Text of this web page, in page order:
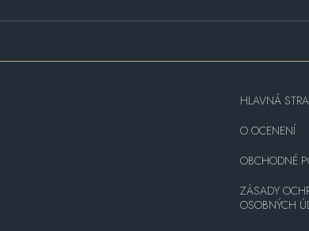
HLAVNÁ
O OCENENÍ
OBCHODNÉ
ZÁSADY
OSOBNÝCH